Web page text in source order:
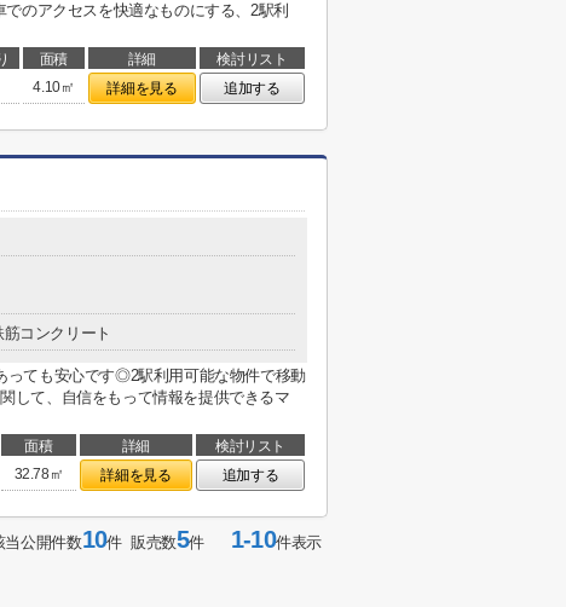
のアクセスを快適なものにする、2駅利
面積 詳細
検討リスト
4.10㎡ 詳細を見る 追加する
筋コンクリート
っても安心です◎2駅利用可能な物件で移動
して、自信をもって情報を提供できるマ
面積 詳細
検討リスト
32.78㎡ 詳細を見る 追加する
当公開件数10件 販売数5件1-10件表示